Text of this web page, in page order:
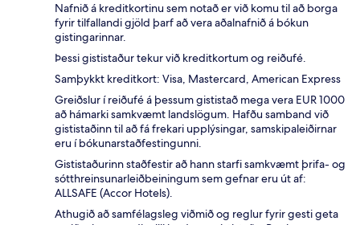
Nafnið á kreditkortinu sem notað er við komu til að borga
fyrir tilfallandi gjöld þarf að vera aðalnafnið á bókun
gistingarinnar.
Þessi gististaður tekur við kreditkortum og reiðufé.
Samþykkt kreditkort: Visa, Mastercard, American Express
Greiðslur í reiðufé á þessum gististað mega vera EUR 1000
að hámarki samkvæmt landslögum. Hafðu samband við
gististaðinn til að fá frekari upplýsingar, samskipaleiðirnar
eru í bókunarstaðfestingunni.
Gististaðurinn staðfestir að hann starfi samkvæmt þrifa- og
sótthreinsunarleiðbeiningum sem gefnar eru út af:
ALLSAFE (Accor Hotels).
Athugið að samfélagsleg viðmið og reglur fyrir gesti geta